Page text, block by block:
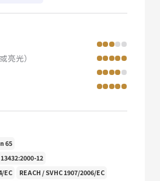
亮光）
65
12
EC
REACH / SVHC 1907/2006/EC